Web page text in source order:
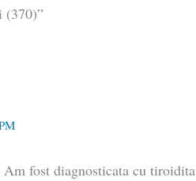
(370)”
fost diagnosticata cu tiroidita